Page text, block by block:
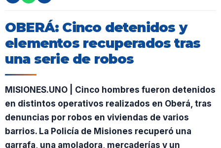
OBERÁ: Cinco detenidos y
elementos recuperados tras
una serie de robos
MISIONES.UNO | Cinco hombres fueron detenidos
en distintos operativos realizados en Oberá, tras
denuncias por robos en viviendas de varios
barrios. La Policía de Misiones recuperó una
garrafa, una amoladora, mercaderías y un